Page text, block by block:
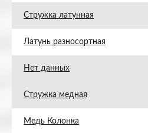
Стружка латунная
Латунь разносортная
Нет данных
Стружка медная
Медь Колонка